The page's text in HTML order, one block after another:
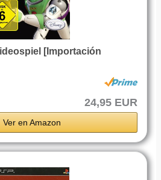
[Importación
24,95 EUR
Ver en Amazon